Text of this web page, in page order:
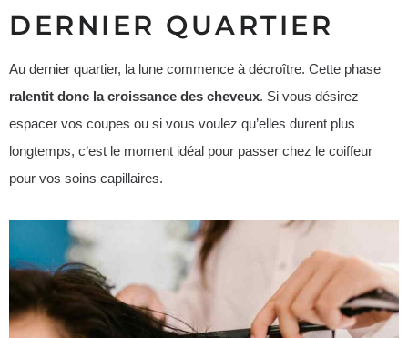
DERNIER QUARTIER
Au dernier quartier, la lune commence à décroître. Cette phase
ralentit donc la croissance des cheveux. Si vous désirez
espacer vos coupes ou si vous voulez qu’elles durent plus
longtemps, c’est le moment idéal pour passer chez le coiffeur
pour vos soins capillaires.